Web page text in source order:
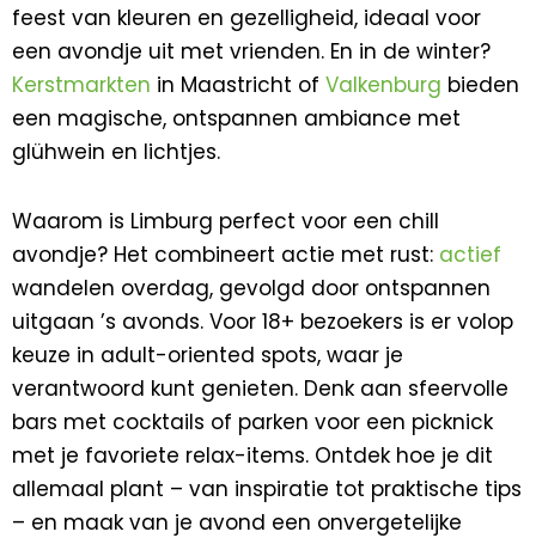
feest van kleuren en gezelligheid, ideaal voor
een avondje uit met vrienden. En in de winter?
Kerstmarkten in Maastricht of Valkenburg bieden
een magische, ontspannen ambiance met
glühwein en lichtjes.
Waarom is Limburg perfect voor een chill
avondje? Het combineert actie met rust: actief
wandelen overdag, gevolgd door ontspannen
uitgaan ’s avonds. Voor 18+ bezoekers is er volop
keuze in adult-oriented spots, waar je
verantwoord kunt genieten. Denk aan sfeervolle
bars met cocktails of parken voor een picknick
met je favoriete relax-items. Ontdek hoe je dit
allemaal plant – van inspiratie tot praktische tips
– en maak van je avond een onvergetelijke